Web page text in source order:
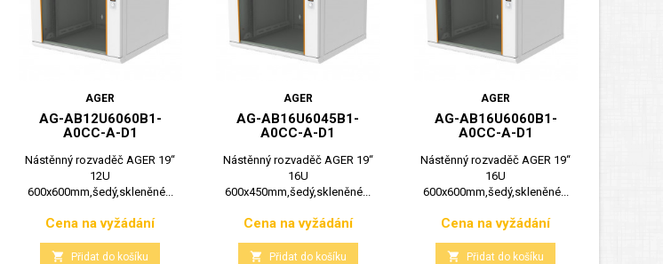
AGER
AG-AB12U6060B1-
A0CC-A-D1
Nástěnný rozvaděč AGER 19“
12U
600x600mm,šedý,skleněné...
Cena
Cena na vyžádání
 Přidat do košíku
AGER
AG-AB16U6045B1-
A0CC-A-D1
Nástěnný rozvaděč AGER 19“
16U
600x450mm,šedý,skleněné...
Cena
Cena na vyžádání
 Přidat do košíku
AGER
AG-AB16U6060B1-
A0CC-A-D1
Nástěnný rozvaděč AGER 19“
16U
600x600mm,šedý,skleněné...
Cena
Cena na vyžádání
 Přidat do košíku